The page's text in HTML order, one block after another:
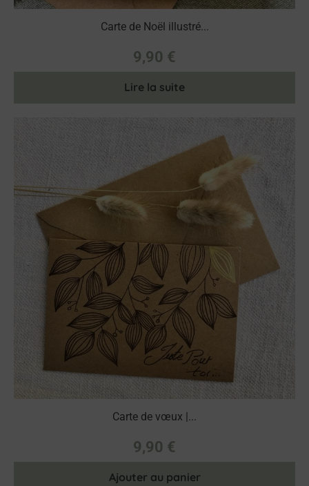
Carte de Noël illustré...
9,90 €
Lire la suite
Carte de vœux |...
9,90 €
Ajouter au panier